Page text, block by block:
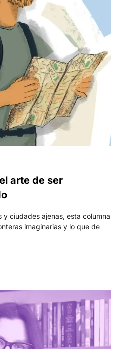
arte de ser
y ciudades ajenas, esta columna
imaginarias y lo que de